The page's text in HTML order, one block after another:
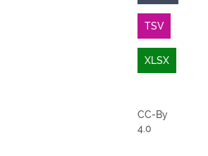
TSV
XLSX
CC-By
4.0